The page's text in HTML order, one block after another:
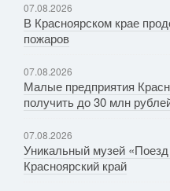
07.08.2026
В Красноярском крае
пожаров
07.08.2026
Малые предприятия
получить до 30 млн
07.08.2026
Уникальный музей
Красноярский край